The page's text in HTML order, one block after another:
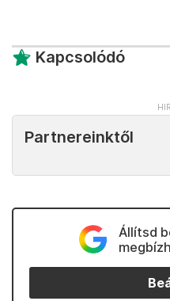
Kapcsolódó
Partnereinktől
Állítsd